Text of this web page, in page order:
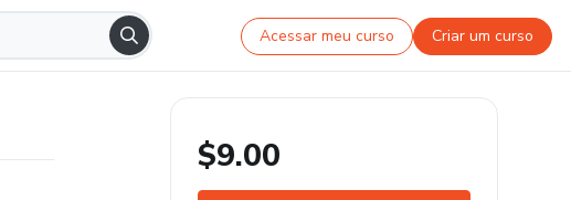
Acessar meu curso Criar um curso
$9.00